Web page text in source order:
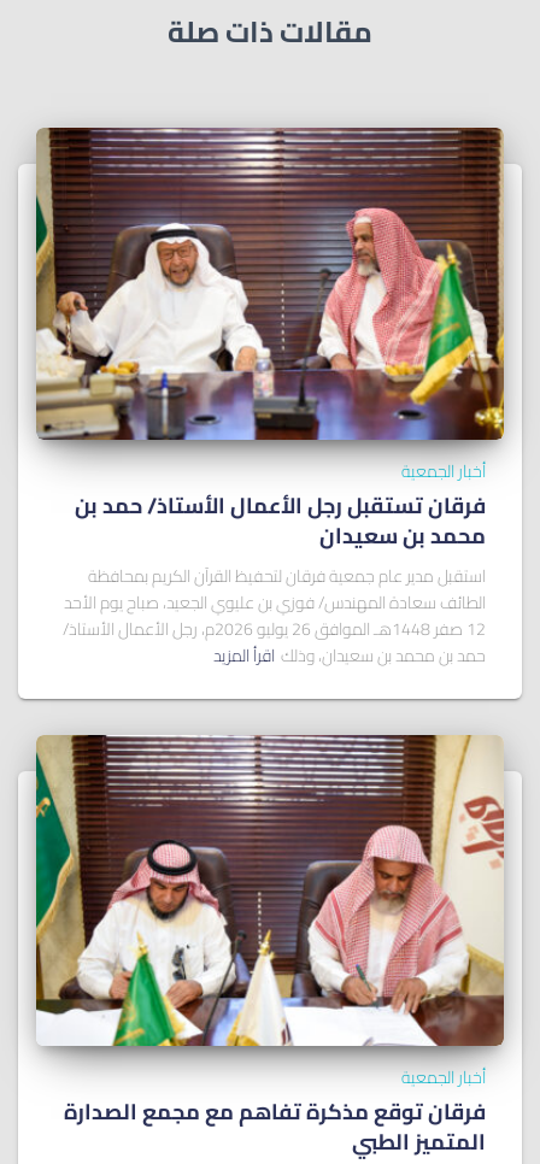
مقالات ذات صلة
أخبار الجمعية
فرقان تستقبل رجل الأعمال الأستاذ/ ﺣﻤﺪ ﺑﻦ
ﻣﺤﻤﺪ ﺑﻦ ﺳﻌﻴﺪان
استقبل مدير عام جمعية فرقان لتحفيظ القرآن الكريم بمحافظة
الطائف سعادة المهندس/ فوزي بن عليوي الجعيد، صباح يوم الأحد
12 صفر 1448هـ الموافق 26 يوليو 2026م، رجل الأعمال الأستاذ/
حمد بن محمد بن سعيدان، وذلك اقرأ المزيد
أخبار الجمعية
فرقان توقع مذكرة تفاهم مع مجمع الصدارة
المتميز الطبي